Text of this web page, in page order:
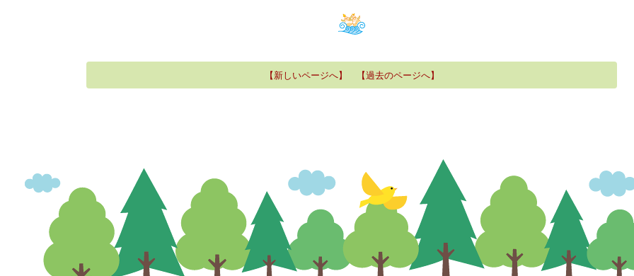
【新しいページへ】 【過去のページへ】